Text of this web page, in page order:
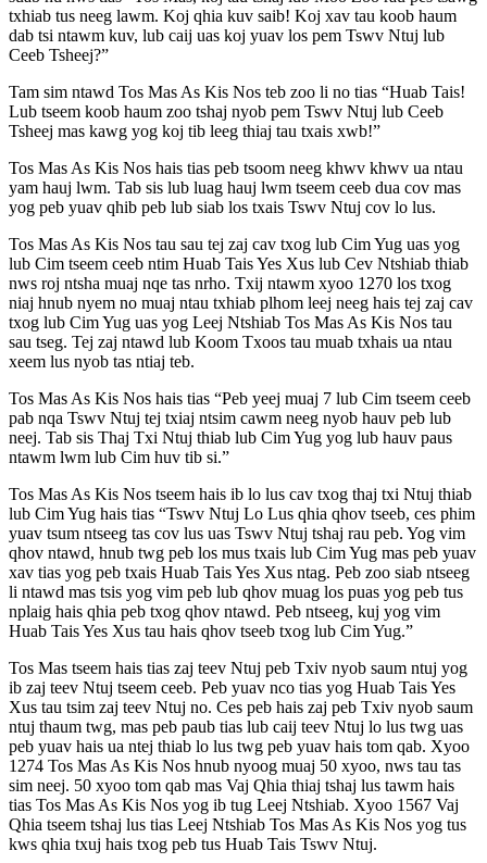
txhiab tus neeg lawm. Koj qhia kuv saib! Koj xav tau koob haum
dab tsi ntawm kuv, lub caij uas koj yuav los pem Tswv Ntuj lub
Ceeb Tsheej?”
Tam sim ntawd Tos Mas As Kis Nos teb zoo li no tias “Huab Tais!
Lub tseem koob haum zoo tshaj nyob pem Tswv Ntuj lub Ceeb
Tsheej mas kawg yog koj tib leeg thiaj tau txais xwb!”
Tos Mas As Kis Nos hais tias peb tsoom neeg khwv khwv ua ntau
yam hauj lwm. Tab sis lub luag hauj lwm tseem ceeb dua cov mas
yog peb yuav qhib peb lub siab los txais Tswv Ntuj cov lo lus.
Tos Mas As Kis Nos tau sau tej zaj cav txog lub Cim Yug uas yog
lub Cim tseem ceeb ntim Huab Tais Yes Xus lub Cev Ntshiab thiab
nws roj ntsha muaj nqe tas nrho. Txij ntawm xyoo 1270 los txog
niaj hnub nyem no muaj ntau txhiab plhom leej neeg hais tej zaj cav
txog lub Cim Yug uas yog Leej Ntshiab Tos Mas As Kis Nos tau
sau tseg. Tej zaj ntawd lub Koom Txoos tau muab txhais ua ntau
xeem lus nyob tas ntiaj teb.
Tos Mas As Kis Nos hais tias “Peb yeej muaj 7 lub Cim tseem ceeb
pab nqa Tswv Ntuj tej txiaj ntsim cawm neeg nyob hauv peb lub
neej. Tab sis Thaj Txi Ntuj thiab lub Cim Yug yog lub hauv paus
ntawm lwm lub Cim huv tib si.”
Tos Mas As Kis Nos tseem hais ib lo lus cav txog thaj txi Ntuj thiab
lub Cim Yug hais tias “Tswv Ntuj Lo Lus qhia qhov tseeb, ces phim
yuav tsum ntseeg tas cov lus uas Tswv Ntuj tshaj rau peb. Yog vim
qhov ntawd, hnub twg peb los mus txais lub Cim Yug mas peb yuav
xav tias yog peb txais Huab Tais Yes Xus ntag. Peb zoo siab ntseeg
li ntawd mas tsis yog vim peb lub qhov muag los puas yog peb tus
nplaig hais qhia peb txog qhov ntawd. Peb ntseeg, kuj yog vim
Huab Tais Yes Xus tau hais qhov tseeb txog lub Cim Yug.”
Tos Mas tseem hais tias zaj teev Ntuj peb Txiv nyob saum ntuj yog
ib zaj teev Ntuj tseem ceeb. Peb yuav nco tias yog Huab Tais Yes
Xus tau tsim zaj teev Ntuj no. Ces peb hais zaj peb Txiv nyob saum
ntuj thaum twg, mas peb paub tias lub caij teev Ntuj lo lus twg uas
peb yuav hais ua ntej thiab lo lus twg peb yuav hais tom qab. Xyoo
1274 Tos Mas As Kis Nos hnub nyoog muaj 50 xyoo, nws tau tas
sim neej. 50 xyoo tom qab mas Vaj Qhia thiaj tshaj lus tawm hais
tias Tos Mas As Kis Nos yog ib tug Leej Ntshiab. Xyoo 1567 Vaj
Qhia tseem tshaj lus tias Leej Ntshiab Tos Mas As Kis Nos yog tus
kws qhia txuj hais txog peb tus Huab Tais Tswv Ntuj.